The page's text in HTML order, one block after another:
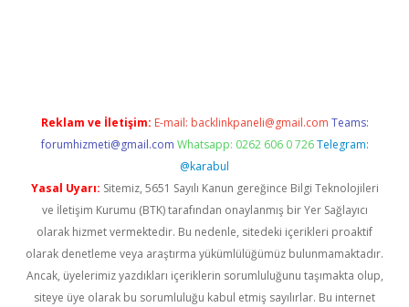
Reklam ve İletişim: E-mail: backlinkpaneli@gmail.com Teams:
forumhizmeti@gmail.com Whatsapp: 0262 606 0 726 Telegram:
@karabul
Yasal Uyarı: Sitemiz, 5651 Sayılı Kanun gereğince Bilgi Teknolojileri
ve İletişim Kurumu (BTK) tarafından onaylanmış bir Yer Sağlayıcı
olarak hizmet vermektedir. Bu nedenle, sitedeki içerikleri proaktif
olarak denetleme veya araştırma yükümlülüğümüz bulunmamaktadır.
Ancak, üyelerimiz yazdıkları içeriklerin sorumluluğunu taşımakta olup,
siteye üye olarak bu sorumluluğu kabul etmiş sayılırlar. Bu internet